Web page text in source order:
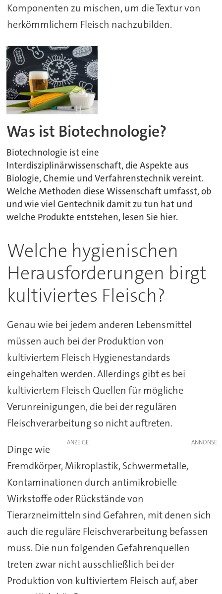
Komponenten zu mischen, um die Textur von
herkömmlichem Fleisch nachzubilden.
Was ist Biotechnologie?
Biotechnologie ist eine
Interdisziplinärwissenschaft, die Aspekte aus
Biologie, Chemie und Verfahrenstechnik vereint.
Welche Methoden diese Wissenschaft umfasst, ob
und wie viel Gentechnik damit zu tun hat und
welche Produkte entstehen, lesen Sie hier.
Welche hygienischen
Herausforderungen birgt
kultiviertes Fleisch?
Genau wie bei jedem anderen Lebensmittel
müssen auch bei der Produktion von
kultiviertem Fleisch Hygienestandards
eingehalten werden. Allerdings gibt es bei
kultiviertem Fleisch Quellen für mögliche
Verunreinigungen, die bei der regulären
Fleischverarbeitung so nicht auftreten.
ANZEIGE
Dinge wie
Fremdkörper, Mikroplastik, Schwermetalle,
Kontaminationen durch antimikrobielle
Wirkstoffe oder Rückstände von
Tierarzneimitteln sind Gefahren, mit denen sich
auch die reguläre Fleischverarbeitung befassen
muss. Die nun folgenden Gefahrenquellen
treten zwar nicht ausschließlich bei der
Produktion von kultiviertem Fleisch auf, aber